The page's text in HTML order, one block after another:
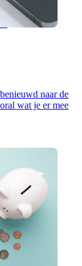
naar de
wat je er mee